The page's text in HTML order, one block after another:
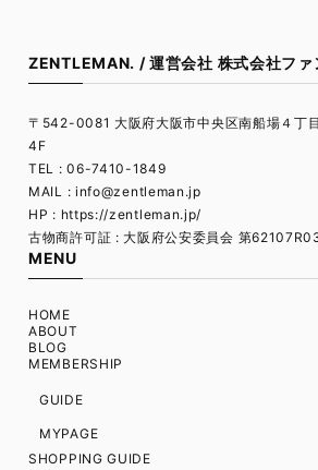
ZENTLEMAN. / 運営会社 株式会社ファ
〒542-0081 大阪府大阪市中央区南船場４丁
4F
TEL : 06-7410-1849
MAIL : info@zentleman.jp
HP : https://zentleman.jp/
古物商許可証 : 大阪府公安委員会 第
MENU
HOME
ABOUT
BLOG
MEMBERSHIP
GUIDE
MYPAGE
SHOPPING GUIDE